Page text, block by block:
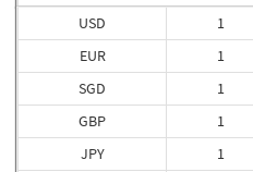
USD
EUR
SGD
GBP
JPY
1
1
1
1
1